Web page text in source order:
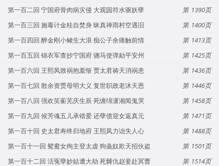
第一百二回 宁国府骨肉病灾侵 大观园符水驱妖孽
1390
第一百三回 施毒计金桂自焚身 昧真禅雨村空遇旧
1400
第一百四回 醉金刚小鳅生大浪 痴公子余痛触前情
1413
第一百五回 锦衣军查抄宁国府 骢马使弹劾平安州
1425
第一百六回 王熙凤致祸抱羞惭 贾太君祷天消祸患
1436
第一百七回 散余资贾母明大义 复世职政老沐天恩
1446
第一百八回 强欢笑蘅芜庆生辰 死缠绵潇湘闻鬼哭
1458
第一百九回 候芳魂五儿承错爱 还孽债迎女返真元
1471
第一百十回 史太君寿终归地府 王熙凤力诎失人心
1488
第一百十一回 鸳鸯女殉主登太虚 狗彘奴欺天招伙盗
1501
第一百十二回 活冤孽妙姑遭大劫 死雠仇赵妾赴冥曹
1514